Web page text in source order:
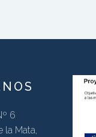
6
la Mata,